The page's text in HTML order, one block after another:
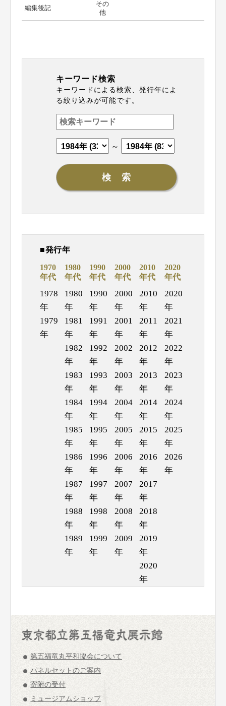
編集後記
その
他
キーワード検索
キーワードによる検索、発行年によ
る絞り込みが可能です。
～
■発行年
1970
年代
1978
年
1979
年
1980
年代
1980
年
1981
年
1982
年
1983
年
1984
年
1985
年
1986
年
1987
年
1988
年
1989
年
1990
年代
1990
年
1991
年
1992
年
1993
年
1994
年
1995
年
1996
年
1997
年
1998
年
1999
年
2000
年代
2000
年
2001
年
2002
年
2003
年
2004
年
2005
年
2006
年
2007
年
2008
年
2009
年
2010
年代
2010
年
2011
年
2012
年
2013
年
2014
年
2015
年
2016
年
2017
年
2018
年
2019
年
2020
年
2020
年代
2020
年
2021
年
2022
年
2023
年
2024
年
2025
年
2026
年
第五福竜丸平和協会について
パネルセットのご案内
寄附の受付
ミュージアムショップ